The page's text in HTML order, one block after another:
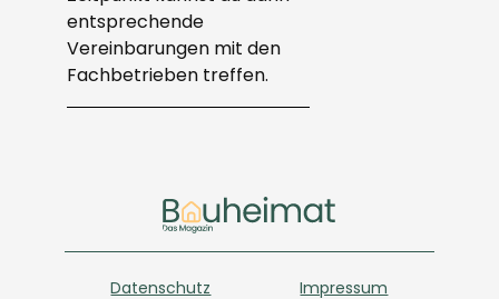
entsprechende
Vereinbarungen mit den
Fachbetrieben treffen.
Datenschutz Impressum